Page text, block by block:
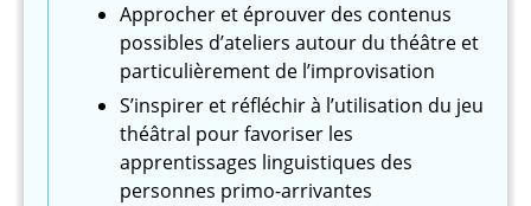
Approcher et éprouver des contenus
possibles d’ateliers autour du théâtre et
particulièrement de l’improvisation
S’inspirer et réfléchir à l’utilisation du jeu
théâtral pour favoriser les
apprentissages linguistiques des
personnes primo-arrivantes